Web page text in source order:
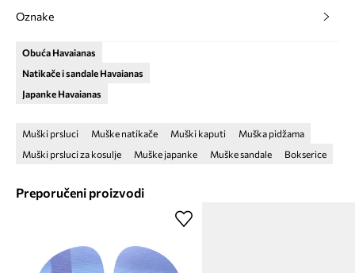
Oznake
Obuća Havaianas
Natikače i sandale Havaianas
Japanke Havaianas
Muški prsluci Muške natikače Muški kaputi
Muška pidžama
Muški prsluci za kosulje
Muške japanke Muške sandale Bokserice
Preporučeni proizvodi